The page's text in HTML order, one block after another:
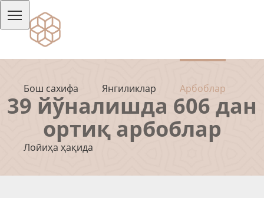
Бош сахифа Янгиликлар Арбоблар
Лойиҳа ҳақида
39 йўналишда 606 дан
ортиқ арбоблар